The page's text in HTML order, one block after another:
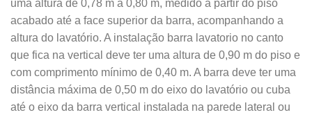
uma altura de 0,78 m a 0,80 m, medido a partir do piso
acabado até a face superior da barra, acompanhando a
altura do lavatório. A instalação barra lavatorio no canto
que fica na vertical deve ter uma altura de 0,90 m do piso e
com comprimento mínimo de 0,40 m. A barra deve ter uma
distância máxima de 0,50 m do eixo do lavatório ou cuba
até o eixo da barra vertical instalada na parede lateral ou